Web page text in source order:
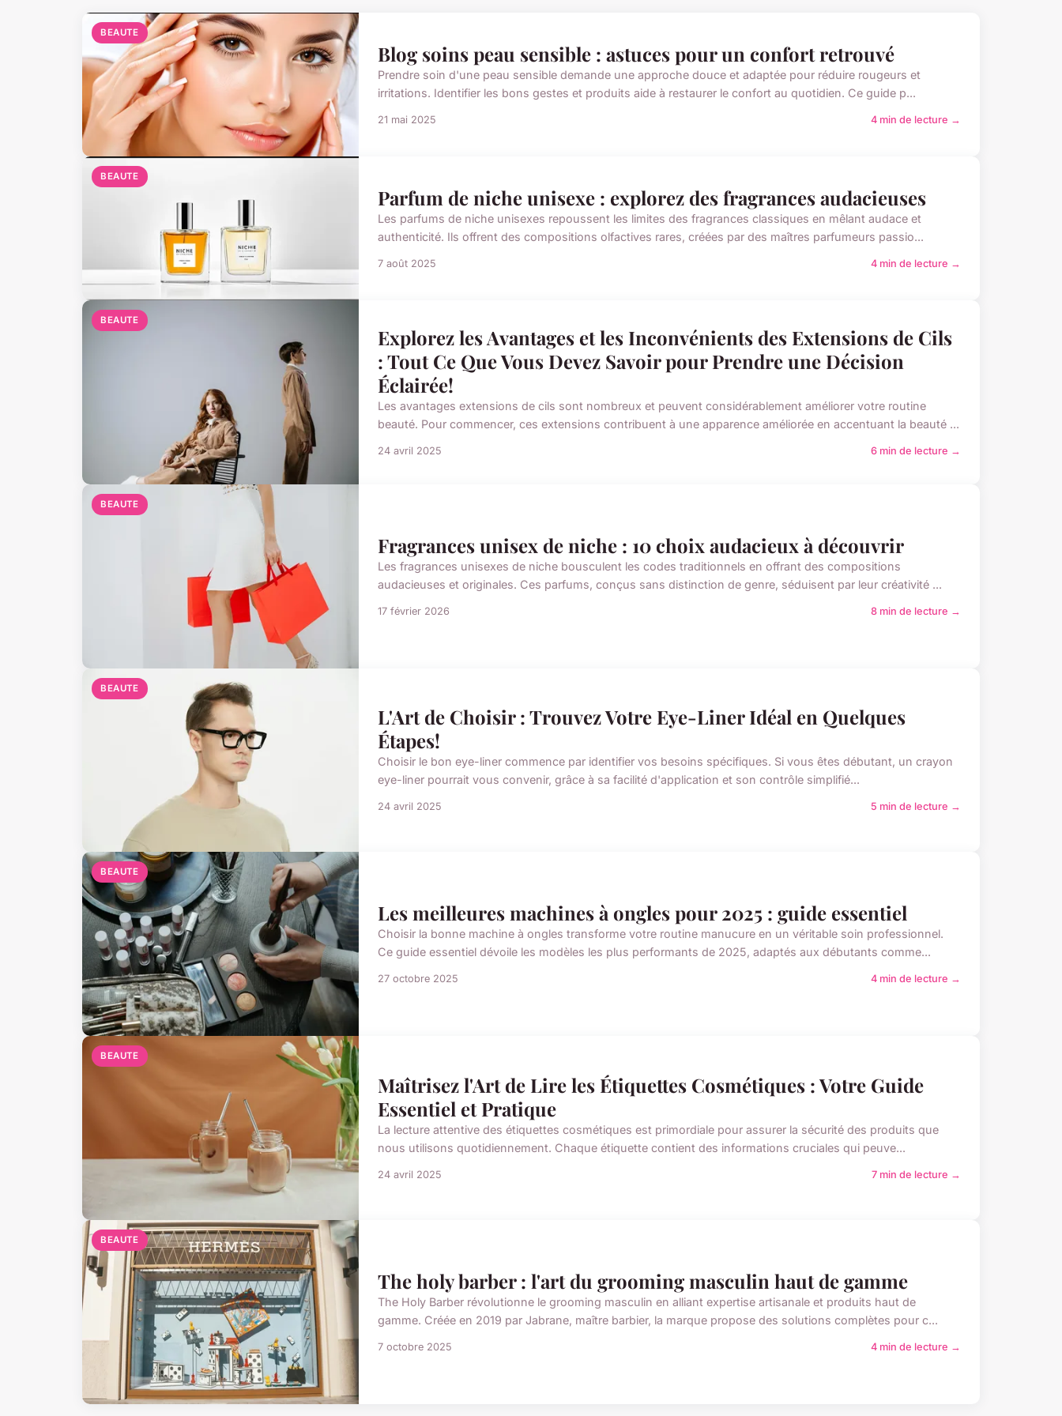
BEAUTE
Blog soins peau sensible : astuces pour un confort retrouvé
Prendre soin d'une peau sensible demande une approche douce et adaptée pour réduire rougeurs et
irritations. Identifier les bons gestes et produits aide à restaurer le confort au quotidien. Ce guide p...
21 mai 2025 4 min de lecture →
BEAUTE
Parfum de niche unisexe : explorez des fragrances audacieuses
Les parfums de niche unisexes repoussent les limites des fragrances classiques en mêlant audace et
authenticité. Ils offrent des compositions olfactives rares, créées par des maîtres parfumeurs passio...
7 août 2025 4 min de lecture →
BEAUTE
Explorez les Avantages et les Inconvénients des Extensions de Cils
: Tout Ce Que Vous Devez Savoir pour Prendre une Décision
Éclairée!
Les avantages extensions de cils sont nombreux et peuvent considérablement améliorer votre routine
beauté. Pour commencer, ces extensions contribuent à une apparence améliorée en accentuant la beauté ...
24 avril 2025 6 min de lecture →
BEAUTE
Fragrances unisex de niche : 10 choix audacieux à découvrir
Les fragrances unisexes de niche bousculent les codes traditionnels en offrant des compositions
audacieuses et originales. Ces parfums, conçus sans distinction de genre, séduisent par leur créativité ...
17 février 2026 8 min de lecture →
BEAUTE
L'Art de Choisir : Trouvez Votre Eye-Liner Idéal en Quelques
Étapes!
Choisir le bon eye-liner commence par identifier vos besoins spécifiques. Si vous êtes débutant, un crayon
eye-liner pourrait vous convenir, grâce à sa facilité d'application et son contrôle simplifié...
24 avril 2025 5 min de lecture →
BEAUTE
Les meilleures machines à ongles pour 2025 : guide essentiel
Choisir la bonne machine à ongles transforme votre routine manucure en un véritable soin professionnel.
Ce guide essentiel dévoile les modèles les plus performants de 2025, adaptés aux débutants comme...
27 octobre 2025 4 min de lecture →
BEAUTE
Maîtrisez l'Art de Lire les Étiquettes Cosmétiques : Votre Guide
Essentiel et Pratique
La lecture attentive des étiquettes cosmétiques est primordiale pour assurer la sécurité des produits que
nous utilisons quotidiennement. Chaque étiquette contient des informations cruciales qui peuve...
24 avril 2025 7 min de lecture →
BEAUTE
The holy barber : l'art du grooming masculin haut de gamme
The Holy Barber révolutionne le grooming masculin en alliant expertise artisanale et produits haut de
gamme. Créée en 2019 par Jabrane, maître barbier, la marque propose des solutions complètes pour c...
7 octobre 2025 4 min de lecture →